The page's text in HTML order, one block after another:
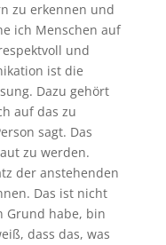
zu erkennen und
ich Menschen auf
und
ist die
Dazu gehört
auf das zu
sagt. Das
zu werden.
der anstehenden
Das ist nicht
Grund habe, bin
dass das, was